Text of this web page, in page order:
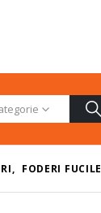
, FODERI FUCILE